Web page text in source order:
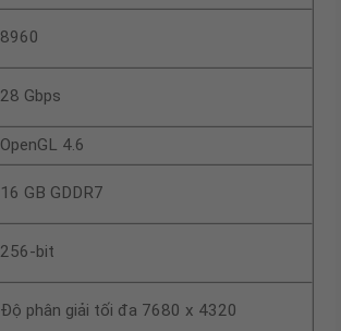
8960
28 Gbps
OpenGL 4.6
16 GB GDDR7
256-bit
Độ phân giải tối đa 7680 x 4320